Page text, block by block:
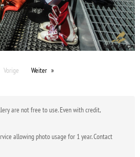
Vorige Weiter
are not free to use. Even with credit,
allowing photo usage for 1 year. Contact